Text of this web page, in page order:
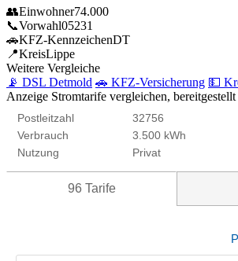
👥Einwohner74.000
📞Vorwahl05231
🚗KFZ-KennzeichenDT
📍KreisLippe
Weitere Vergleiche
📡 DSL Detmold 🚗 KFZ-Versicherung 💵
Anzeige Stromtarife vergleichen,